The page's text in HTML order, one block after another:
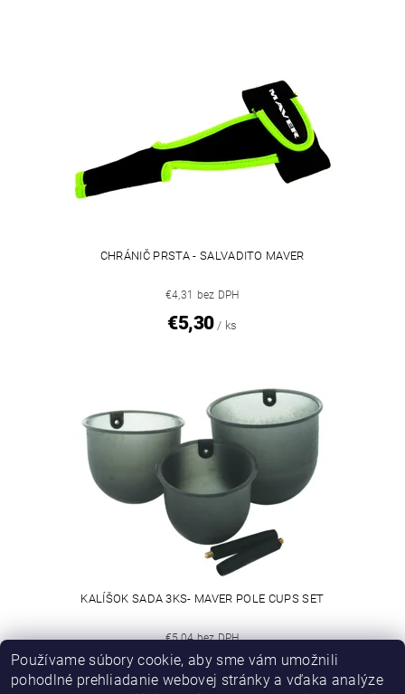
CHRÁNIČ PRSTA - SALVADITO MAVER
€4,31 bez DPH
€5,30 / ks
KALÍŠOK SADA 3KS- MAVER POLE CUPS SET
€5,04 bez DPH
€6,20 / ks
Používame súbory cookie, aby sme vám umožnili
pohodlné prehliadanie webovej stránky a vďaka analýze